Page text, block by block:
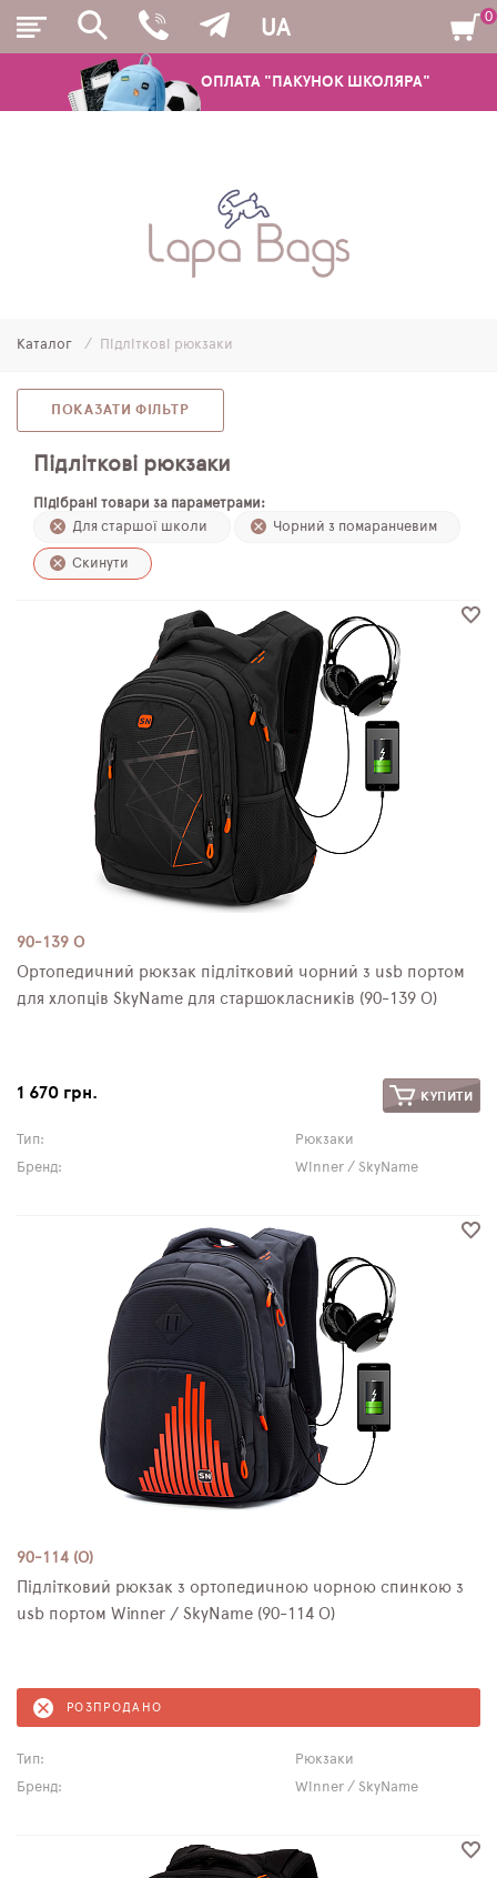
ОПЛАТА "ПАКУНОК ШКОЛЯРА"
UA
ШКІЛЬНІ РЮКЗАКИ ТА РАНЦІ
МОЛОДІЖНІ РЮКЗАКИ
ПЕНАЛИ
МІШКИ ДЛЯ ВЗУТТЯ
ПЛЯШКИ ДЛЯ ВОДИ
DELUNE
SCHOOL STANDARD
РОЗПРОДАЖ
0
Каталог Підліткові рюкзаки
ПОКАЗАТИ ФІЛЬТР
Підліткові рюкзаки
Підібрані товари за параметрами:
Для старшої школи
Чорний з помаранчевим
Скинути
90-139 О
Ортопедичний рюкзак підлітковий чорний з usb портом
для хлопців SkyName для старшокласників (90-139 О)
1 670 грн. КУПИТИ
Тип:
Рюкзаки
Бренд:
Winner / SkyName
90-114 (O)
Підлітковий рюкзак з ортопедичною чорною спинкою з
usb портом Winner / SkyName (90-114 O)
РОЗПРОДАНО
Тип:
Рюкзаки
Бренд:
Winner / SkyName